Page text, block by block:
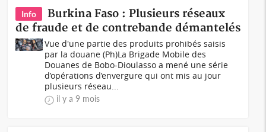
Info
Burkina Faso : Plusieurs réseaux
de fraude et de contrebande démantelés
Vue d'une partie des produits prohibés saisis
par la douane (Ph)La Brigade Mobile des
Douanes de Bobo-Dioulasso a mené une série
d’opérations d’envergure qui ont mis au jour
plusieurs réseau...
il y a 9 mois